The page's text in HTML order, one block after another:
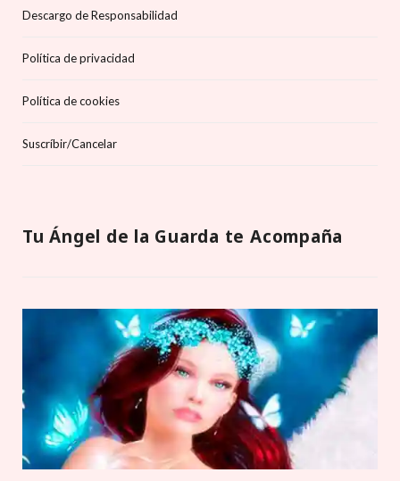
Descargo de Responsabilidad
Política de privacidad
Política de cookies
Suscríbir/Cancelar
Tu Ángel de la Guarda te Acompaña